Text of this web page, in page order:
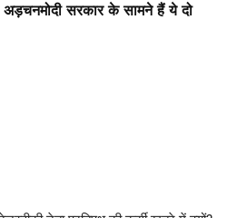
अड़चनमोदी सरकार के सामने हैं ये दो